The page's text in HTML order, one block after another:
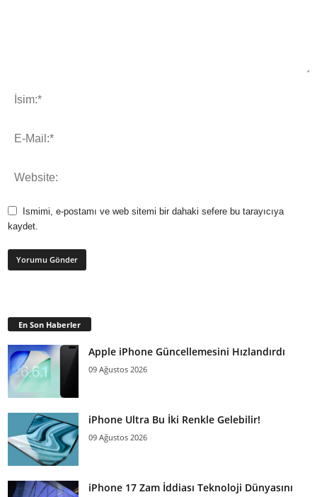
Ismimi, e-postamı ve web sitemi bir dahaki sefere bu tarayıcıya
kaydet.
En Son Haberler
Apple iPhone Güncellemesini Hızlandırdı
09 Ağustos 2026
iPhone Ultra Bu İki Renkle Gelebilir!
09 Ağustos 2026
iPhone 17 Zam İddiası Teknoloji Dünyasını